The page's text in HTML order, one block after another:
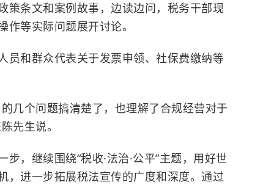
策条文和案例故事，边读边问，税务干部现
等实际问题展开讨论。
员和群众代表关于发票申领、社保费缴纳等
几个问题搞清楚了，也理解了合规经营对于
先生说。
，继续围绕“税收·法治·公平”主题，用好世
，进一步拓展税法宣传的广度和深度。通过